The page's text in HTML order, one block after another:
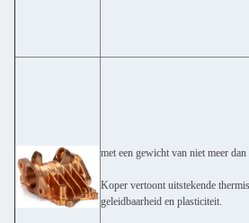
met een gewicht van niet meer
Koper vertoont uitstekende
geleidbaarheid en plasticiteit.